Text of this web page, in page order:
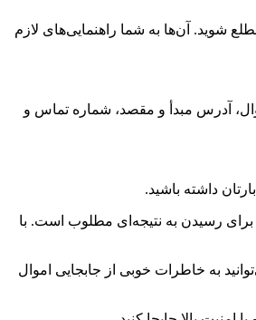
کشی مطلع شوید. آن‌ها به شما راهنمایی‌های لازم
آدرس مبدأ و مقصد، شماره تماس و
داشته باشید.
برای رسیدن به نتیجه‌ای مطلوب است. با
به خاطرات خوبی از جابجایی اموال